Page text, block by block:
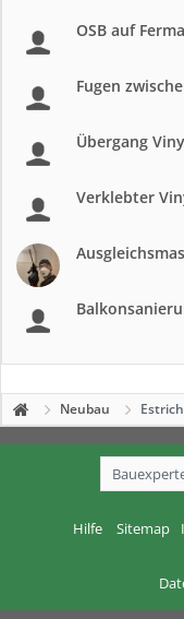
OSB auf
Fugen
Übergang
Verklebter
Neubau
Hilfe Sitemap